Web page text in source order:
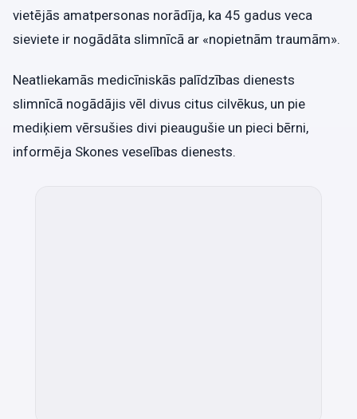
vietējās amatpersonas norādīja, ka 45 gadus veca
sieviete ir nogādāta slimnīcā ar «nopietnām traumām».
Neatliekamās medicīniskās palīdzības dienests
slimnīcā nogādājis vēl divus citus cilvēkus, un pie
mediķiem vērsušies divi pieaugušie un pieci bērni,
informēja Skones veselības dienests.